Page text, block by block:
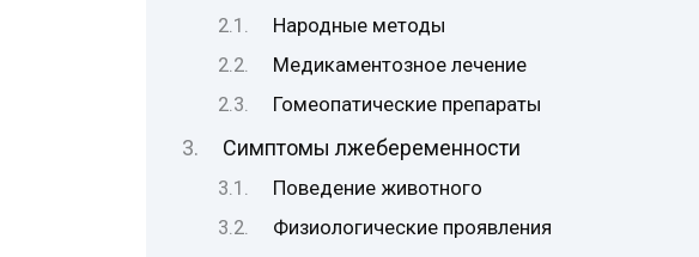
Народные методы
Медикаментозное лечение
Гомеопатические препараты
Симптомы лжебеременности
Поведение животного
Физиологические проявления